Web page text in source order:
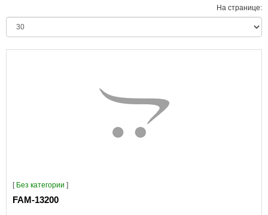
На странице:
[ Без категории ]
FAM-13200